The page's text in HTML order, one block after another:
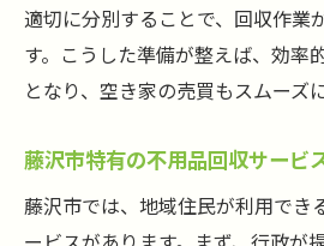
適切に分別することで、回収作業
す。こうした準備が整えば、効率
となり、空き家の売買もスムーズ
藤沢市特有の不用品回収サービ
藤沢市では、地域住民が利用でき